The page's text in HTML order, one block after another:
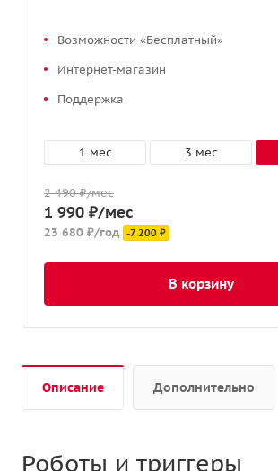
Возможности «Бесплатный»
Интернет-магазин
Поддержка
1 мес 3 мес
2 490 ₽/мес
1 990 ₽/мес
23 680 ₽/год -7 200 ₽
В корзину
Описание Дополнительно
Роботы и триггеры